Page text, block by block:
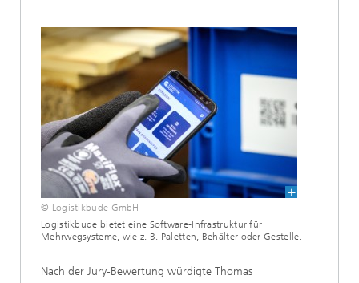
© Logistikbude GmbH
Logistikbude bietet eine Software-Infrastruktur für
Mehrwegsysteme, wie z. B. Paletten, Behälter oder Gestelle.
Nach der Jury-Bewertung würdigte Thomas